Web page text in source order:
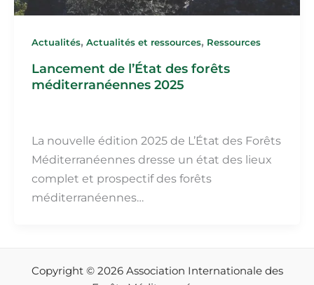
Actualités, Actualités et ressources, Ressources
Lancement de l’État des forêts
méditerranéennes 2025
La nouvelle édition 2025 de L’État des Forêts
Méditerranéennes dresse un état des lieux
complet et prospectif des forêts
méditerranéennes…
Copyright © 2026 Association Internationale des